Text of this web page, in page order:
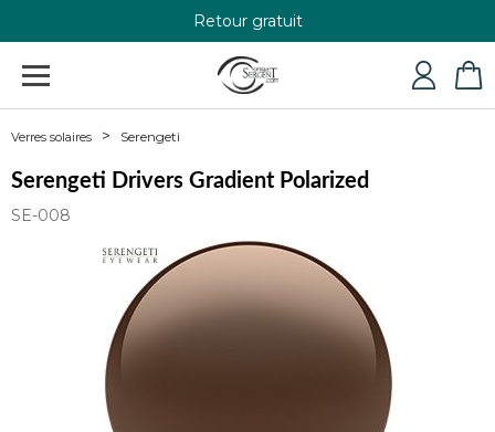
Retour gratuit
+33 4 79 24 76 84
Verres solaires Serengeti
Serengeti Drivers Gradient Polarized
SE-008